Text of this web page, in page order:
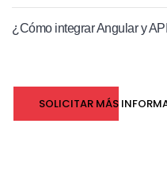
¿Cómo integrar Angular y
SOLICITAR MÁS